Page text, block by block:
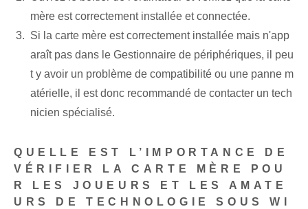
mère est correctement installée et connectée.
Si la carte mère est correctement installée mais n'app
araît pas dans le Gestionnaire de périphériques, il peu
t y avoir un problème de compatibilité ou une panne m
atérielle, il est donc recommandé de contacter un tech
nicien spécialisé.
QUELLE EST L’IMPORTANCE DE
VÉRIFIER LA CARTE MÈRE POU
R LES JOUEURS ET LES AMATE
URS DE TECHNOLOGIE SOUS WI